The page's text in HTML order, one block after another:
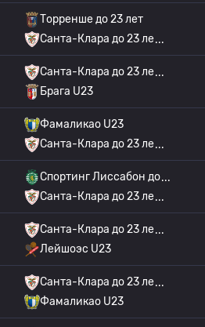
Торренше до 23 лет
Санта-Клара до 23 ле
Санта-Клара до 23 ле
Брага U23
Фамаликао U23
Санта-Клара до 23 ле
Спортинг Лиссабон до
Санта-Клара до 23 ле
Санта-Клара до 23 ле
Лейшоэс U23
Санта-Клара до 23 ле
Фамаликао U23